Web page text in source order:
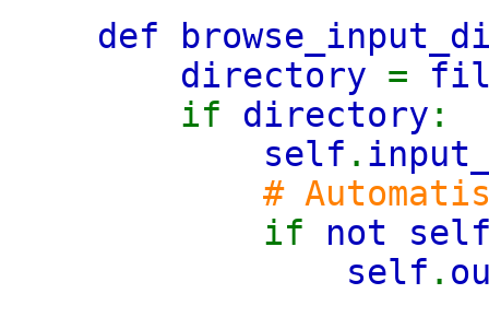
def
directory =
if directory :
self .
#
if not
self .